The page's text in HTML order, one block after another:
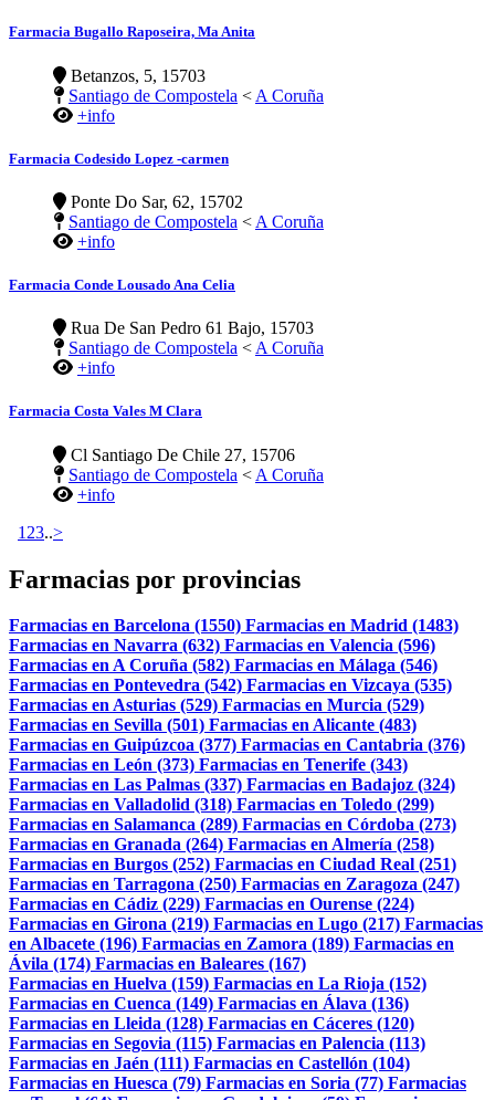
Farmacia Bugallo Raposeira, Ma Anita
Betanzos, 5, 15703
Santiago de Compostela < A Coruña
+info
Farmacia Codesido Lopez -carmen
Ponte Do Sar, 62, 15702
Santiago de Compostela < A Coruña
+info
Farmacia Conde Lousado Ana Celia
Rua De San Pedro 61 Bajo, 15703
Santiago de Compostela < A Coruña
+info
Farmacia Costa Vales M Clara
Cl Santiago De Chile 27, 15706
Santiago de Compostela < A Coruña
+info
1 23..>
Farmacias por provincias
Farmacias en Barcelona (1550) Farmacias en Madrid (1483)
Farmacias en Navarra (632) Farmacias en Valencia (596)
Farmacias en A Coruña (582) Farmacias en Málaga (546)
Farmacias en Pontevedra (542) Farmacias en Vizcaya (535)
Farmacias en Asturias (529) Farmacias en Murcia (529)
Farmacias en Sevilla (501) Farmacias en Alicante (483)
Farmacias en Guipúzcoa (377) Farmacias en Cantabria (376)
Farmacias en León (373) Farmacias en Tenerife (343)
Farmacias en Las Palmas (337) Farmacias en Badajoz (324)
Farmacias en Valladolid (318) Farmacias en Toledo (299)
Farmacias en Salamanca (289) Farmacias en Córdoba (273)
Farmacias en Granada (264) Farmacias en Almería (258)
Farmacias en Burgos (252) Farmacias en Ciudad Real (251)
Farmacias en Tarragona (250) Farmacias en Zaragoza (247)
Farmacias en Cádiz (229) Farmacias en Ourense (224)
Farmacias en Girona (219) Farmacias en Lugo (217) Farmacias
en Albacete (196) Farmacias en Zamora (189) Farmacias en
Ávila (174) Farmacias en Baleares (167)
Farmacias en Huelva (159) Farmacias en La Rioja (152)
Farmacias en Cuenca (149) Farmacias en Álava (136)
Farmacias en Lleida (128) Farmacias en Cáceres (120)
Farmacias en Segovia (115) Farmacias en Palencia (113)
Farmacias en Jaén (111) Farmacias en Castellón (104)
Farmacias en Huesca (79) Farmacias en Soria (77) Farmacias